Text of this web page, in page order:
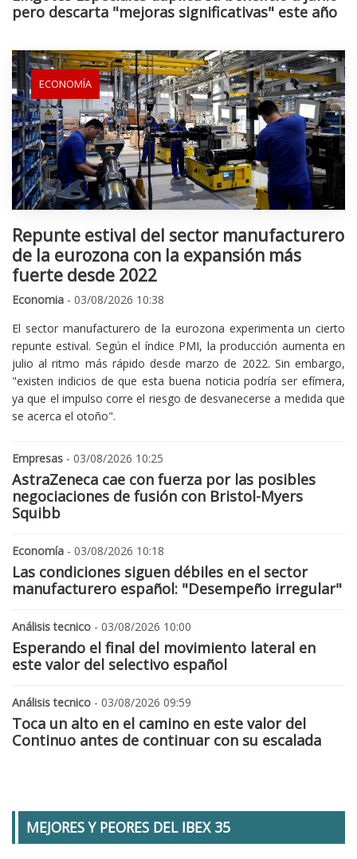
pero descarta "mejoras significativas" este año
ECONOMÍA
Repunte estival del sector manufacturero
de la eurozona con la expansión más
fuerte desde 2022
Economia - 03/08/2026 10:38
El sector manufacturero de la eurozona experimenta un cierto
repunte estival. Según el índice PMI, la producción aumenta en
julio al ritmo más rápido desde marzo de 2022. Sin embargo,
"existen indicios de que esta buena noticia podría ser efímera,
ya que el impulso corre el riesgo de desvanecerse a medida que
se acerca el otoño".
Empresas - 03/08/2026 10:25
AstraZeneca cae con fuerza por las posibles
negociaciones de fusión con Bristol-Myers
Squibb
Economía - 03/08/2026 10:18
Las condiciones siguen débiles en el sector
manufacturero español: "Desempeño irregular"
Análisis tecnico - 03/08/2026 10:00
Esperando el final del movimiento lateral en
este valor del selectivo español
Análisis tecnico - 03/08/2026 09:59
Toca un alto en el camino en este valor del
Continuo antes de continuar con su escalada
MEJORES Y PEORES DEL IBEX 35